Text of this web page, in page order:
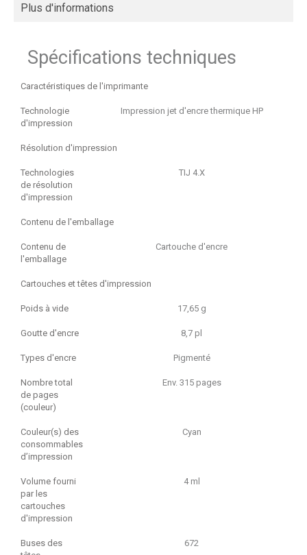
Plus d'informations
Spécifications techniques
Caractéristiques de l'imprimante
Technologie
d'impression
Impression jet d'encre thermique HP
Résolution d'impression
Technologies
de résolution
d'impression
TIJ 4.X
Contenu de l'emballage
Contenu de
l'emballage
Cartouche d'encre
Cartouches et têtes d'impression
Poids à vide 17,65 g
Goutte d'encre 8,7 pl
Types d'encre Pigmenté
Nombre total
de pages
(couleur)
Env. 315 pages
Couleur(s) des
consommables
d’impression
Cyan
Volume fourni
par les
cartouches
d'impression
4 ml
Buses des
672